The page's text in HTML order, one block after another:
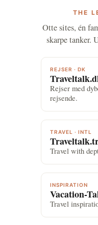
THE
Otte sites, én
skarpe tanker.
REJSER · DK
Rejser med
rejsende.
TRAVEL · INTL
Travel with
INSPIRATION
Vacation-
Travel